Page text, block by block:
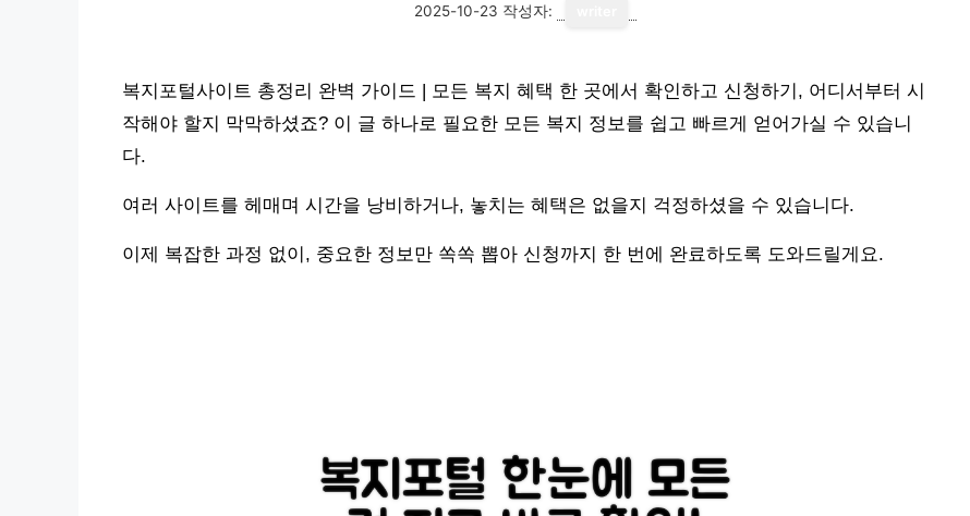
2025-10-23 작성자:
복지포털사이트 총정리 완벽 가이드 | 모든 복지 혜택 한 곳에서 확인하고 신청하기, 어디서부터 시
작해야 할지 막막하셨죠? 이 글 하나로 필요한 모든 복지 정보를 쉽고 빠르게 얻어가실 수 있습니
다.
여러 사이트를 헤매며 시간을 낭비하거나, 놓치는 혜택은 없을지 걱정하셨을 수 있습니다.
이제 복잡한 과정 없이, 중요한 정보만 쏙쏙 뽑아 신청까지 한 번에 완료하도록 도와드릴게요.